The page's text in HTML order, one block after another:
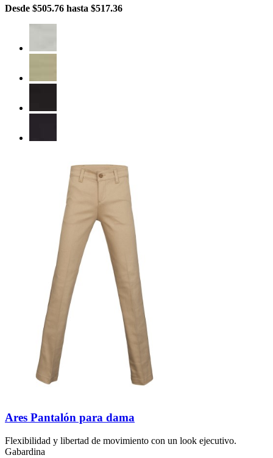
Desde $505.76 hasta $517.36
Ares Pantalón para dama
Flexibilidad y libertad de movimiento con un look ejecutivo.
Gabardina